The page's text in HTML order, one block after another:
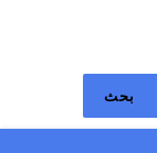
بحث